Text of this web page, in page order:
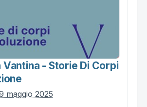
Vantina - Storie Di Corpi
maggio 2025